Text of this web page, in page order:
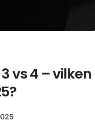
vs 4 – vilken